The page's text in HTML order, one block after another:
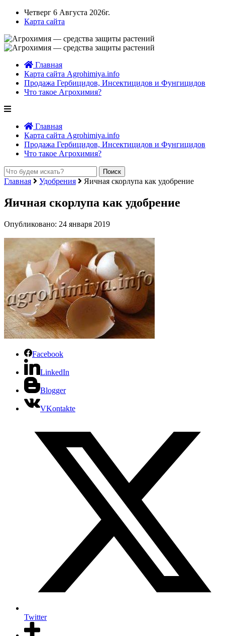
Четверг 6 Августа 2026г.
Карта сайта
Главная
Карта сайта Agrohimiya.info
Продажа Гербицидов, Инсектицидов и Фунгицидов
Что такое Агрохимия?
Главная
Карта сайта Agrohimiya.info
Продажа Гербицидов, Инсектицидов и Фунгицидов
Что такое Агрохимия?
Главная Удобрения Яичная скорлупа как удобрение
Яичная скорлупа как удобрение
Опубликовано: 24 января 2019
Facebook
LinkedIn
Blogger
VKontakte
Twitter